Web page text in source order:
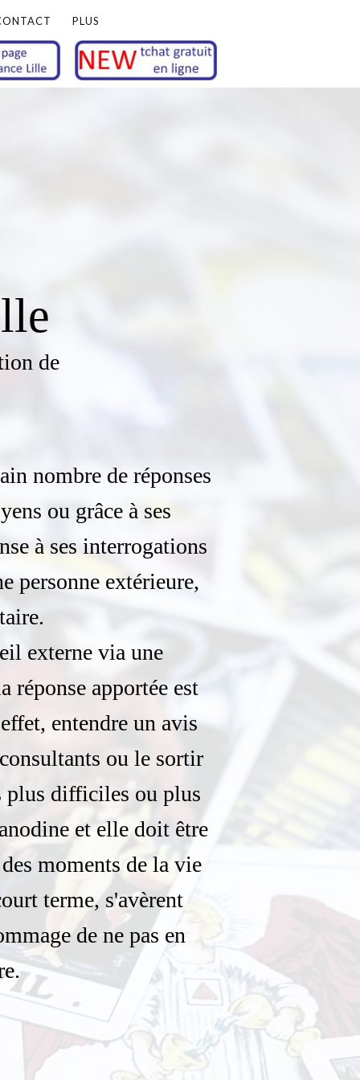
PLUS
de
nombre de réponses
ou grâce à ses
à ses interrogations
personne extérieure,
externe via une
réponse apportée est
entendre un avis
ou le sortir
plus difficiles ou plus
et elle doit être
moments de la vie
terme, s'avèrent
de ne pas en